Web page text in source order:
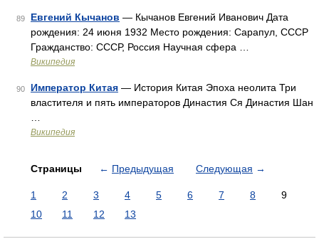
89 Евгений Кычанов — Кычанов Евгений Иванович Дата
рождения: 24 июня 1932 Место рождения: Сарапул, СССР
Гражданство: СССР, Россия Научная сфера …
Википедия
90 Император Китая — История Китая Эпоха неолита Три
властителя и пять императоров Династия Ся Династия Шан
Википедия
Страницы ← Предыдущая Следующая →
1 2 3 4 5 6 7 8
9
10
11 12 13